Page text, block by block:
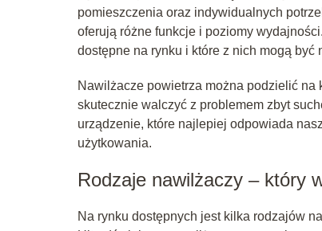
pomieszczenia oraz indywidualnych
oferują różne funkcje i poziomy
dostępne na rynku i które z nich mogą być
Nawilżacze powietrza można podzielić na
skutecznie walczyć z problemem zbyt
urządzenie, które najlepiej odpowiada
użytkowania.
Rodzaje nawilżaczy – który
Na rynku dostępnych jest kilka rodzajów